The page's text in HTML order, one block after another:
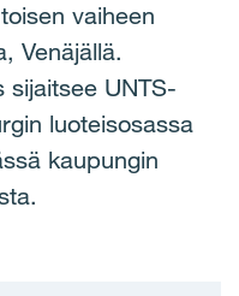
vaiheen
Venäjällä.
sijaitsee UNTS-
luoteisosassa
kaupungin